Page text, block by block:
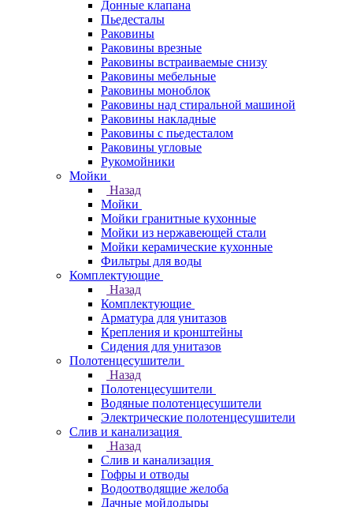
Донные клапана
Пьедесталы
Раковины
Раковины врезные
Раковины встраиваемые снизу
Раковины мебельные
Раковины моноблок
Раковины над стиральной машиной
Раковины накладные
Раковины с пьедесталом
Раковины угловые
Рукомойники
Мойки
Назад
Мойки
Мойки гранитные кухонные
Мойки из нержавеющей стали
Мойки керамические кухонные
Фильтры для воды
Комплектующие
Назад
Комплектующие
Арматура для унитазов
Крепления и кронштейны
Сидения для унитазов
Полотенцесушители
Назад
Полотенцесушители
Водяные полотенцесушители
Электрические полотенцесушители
Слив и канализация
Назад
Слив и канализация
Гофры и отводы
Водоотводящие желоба
Дачные мойдодыры